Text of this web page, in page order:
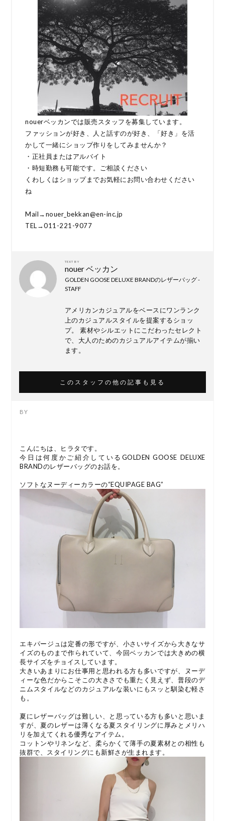
nouerベッカンでは販売スタッフを募集しています。
ファッションが好き、人と話すのが好き、「好き」を活
かして一緒にショップ作りをしてみませんか？
・正社員またはアルバイト
・時短勤務も可能です。ご相談ください
くわしくはショップまでお気軽にお問い合わせください
ね
Mail→nouer_bekkan@en-inc.jp
TEL→011-221-9077
TEXT BY
nouer ベッカン
GOLDEN GOOSE DELUXE BRANDのレザーバッグ -
STAFF
アメリカンカジュアルをベースにワンランク
上のカジュアルスタイルを提案するショッ
プ。 素材やシルエットにこだわったセレクト
で、大人のためのカジュアルアイテムが揃い
ます。
このスタッフの他の記事も見る
こんにちは、ヒラタです。
今日は何度かご紹介しているGOLDEN GOOSE DELUXE
BRANDのレザーバッグのお話を。
ソフトなヌーディーカラーの“EQUIPAGE BAG”
エキパージュは定番の形ですが、小さいサイズから大きなサ
イズのものまで作られていて、今回ベッカンでは大きめの横
長サイズをチョイスしています。
大きいあまりにお仕事用と思われる方も多いですが、ヌーデ
ィーな色だからこそこの大きさでも重たく見えず、普段のデ
ニムスタイルなどのカジュアルな装いにもスッと馴染む軽さ
も。
夏にレザーバッグは難しい、と思っている方も多いと思いま
すが、夏のレザーは薄くなる夏スタイリングに厚みとメリハ
リを加えてくれる優秀なアイテム。
コットンやリネンなど、柔らかくて薄手の夏素材との相性も
抜群で、スタイリングにも新鮮さが生まれます。